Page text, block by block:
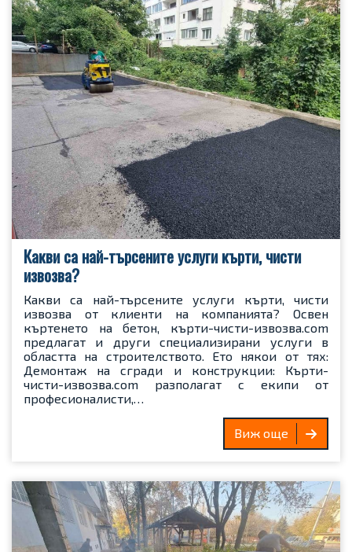
Какви са най-търсените услуги кърти, чисти
извозва?
Какви са най-търсените услуги кърти, чисти
извозва от клиенти на компанията? Освен
къртенето на бетон, кърти-чисти-извозва.com
предлагат и други специализирани услуги в
областта на строителството. Ето някои от тях:
Демонтаж на сгради и конструкции: Кърти-
чисти-извозва.com разполагат с екипи от
професионалисти,…
Виж още